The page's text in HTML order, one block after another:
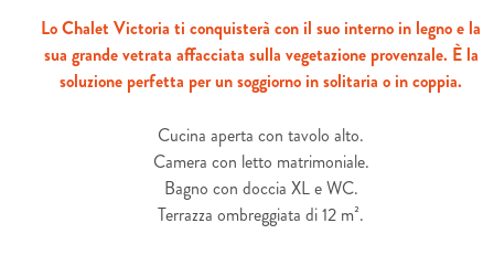
Lo Chalet Victoria ti conquisterà con il suo interno in legno e la
sua grande vetrata affacciata sulla vegetazione provenzale. È la
soluzione perfetta per un soggiorno in solitaria o in coppia.
Cucina aperta con tavolo alto.
Camera con letto matrimoniale.
Bagno con doccia XL e WC.
Terrazza ombreggiata di 12 m².